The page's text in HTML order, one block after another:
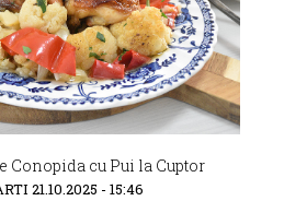
Conopida cu Pui la Cuptor
21.10.2025 - 15:46